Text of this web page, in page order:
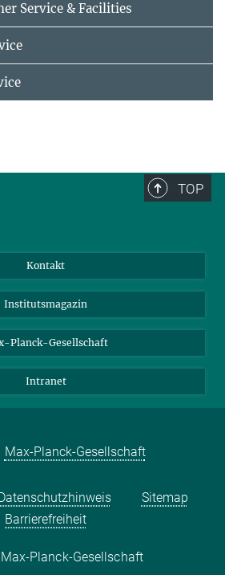
Service & Facilities
TOP
Kontakt
Institutsmagazin
Planck-Gesellschaft
Intranet
Max-Planck-Gesellschaft
Datenschutzhinweis
Sitemap
Barrierefreiheit
Planck-Gesellschaft